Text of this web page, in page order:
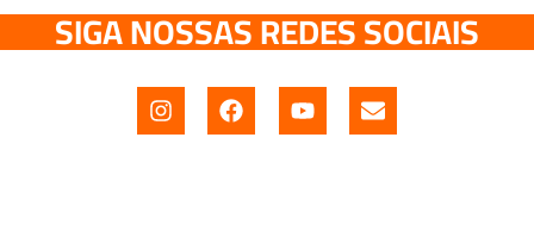
SIGA NOSSAS REDES SOCIAIS